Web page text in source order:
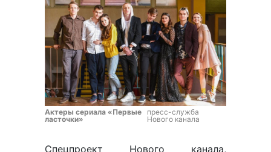
Актеры сериала «Первые
ласточки»
пресс-служба
Нового канала
Спецпроект Нового канала,